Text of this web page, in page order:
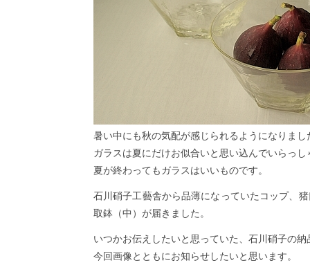
暑い中にも秋の気配が感じられるようになりまし
ガラスは夏にだけお似合いと思い込んでいらっし
夏が終わってもガラスはいいものです。
石川硝子工藝舎から品薄になっていたコップ、
取鉢（中）が届きました。
いつかお伝えしたいと思っていた、石川硝子の納
今回画像とともにお知らせしたいと思います。